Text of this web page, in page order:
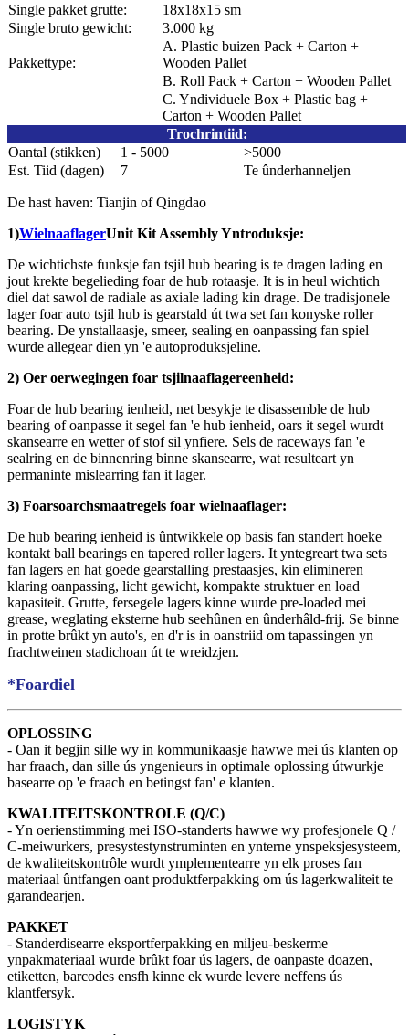
Single pakket grutte:
18x18x15 sm
Single bruto gewicht:
3.000 kg
Pakkettype:
A. Plastic buizen Pack + Carton +
Wooden Pallet
B. Roll Pack + Carton + Wooden Pallet
C. Yndividuele Box + Plastic bag +
Carton + Wooden Pallet
Trochrintiid:
Oantal (stikken)
1 - 5000
>5000
Est. Tiid (dagen)
7 Te ûnderhanneljen
De hast haven: Tianjin of Qingdao
1)WielnaaflagerUnit Kit Assembly Yntroduksje:
De wichtichste funksje fan tsjil hub bearing is te dragen lading en
jout krekte begelieding foar de hub rotaasje. It is in heul wichtich
diel dat sawol de radiale as axiale lading kin drage. De tradisjonele
lager foar auto tsjil hub is gearstald út twa set fan konyske roller
bearing. De ynstallaasje, smeer, sealing en oanpassing fan spiel
wurde allegear dien yn 'e autoproduksjeline.
2) Oer oerwegingen foar tsjilnaaflagereenheid:
Foar de hub bearing ienheid, net besykje te disassemble de hub
bearing of oanpasse it segel fan 'e hub ienheid, oars it segel wurdt
skansearre en wetter of stof sil ynfiere. Sels de raceways fan 'e
sealring en de binnenring binne skansearre, wat resulteart yn
permaninte mislearring fan it lager.
3) Foarsoarchsmaatregels foar wielnaaflager:
De hub bearing ienheid is ûntwikkele op basis fan standert hoeke
kontakt ball bearings en tapered roller lagers. It yntegreart twa sets
fan lagers en hat goede gearstalling prestaasjes, kin elimineren
klaring oanpassing, licht gewicht, kompakte struktuer en load
kapasiteit. Grutte, fersegele lagers kinne wurde pre-loaded mei
grease, weglating eksterne hub seehûnen en ûnderhâld-frij. Se binne
in protte brûkt yn auto's, en d'r is in oanstriid om tapassingen yn
frachtweinen stadichoan út te wreidzjen.
*Foardiel
OPLOSSING
- Oan it begjin sille wy in kommunikaasje hawwe mei ús klanten op
har fraach, dan sille ús yngenieurs in optimale oplossing útwurkje
basearre op 'e fraach en betingst fan' e klanten.
KWALITEITSKONTROLE (Q/C)
- Yn oerienstimming mei ISO-standerts hawwe wy profesjonele Q /
C-meiwurkers, presystestynstruminten en ynterne ynspeksjesysteem,
de kwaliteitskontrôle wurdt ymplementearre yn elk proses fan
materiaal ûntfangen oant produktferpakking om ús lagerkwaliteit te
garandearjen.
PAKKET
- Standerdisearre eksportferpakking en miljeu-beskerme
ynpakmateriaal wurde brûkt foar ús lagers, de oanpaste doazen,
etiketten, barcodes ensfh kinne ek wurde levere neffens ús
klantfersyk.
LOGISTYK